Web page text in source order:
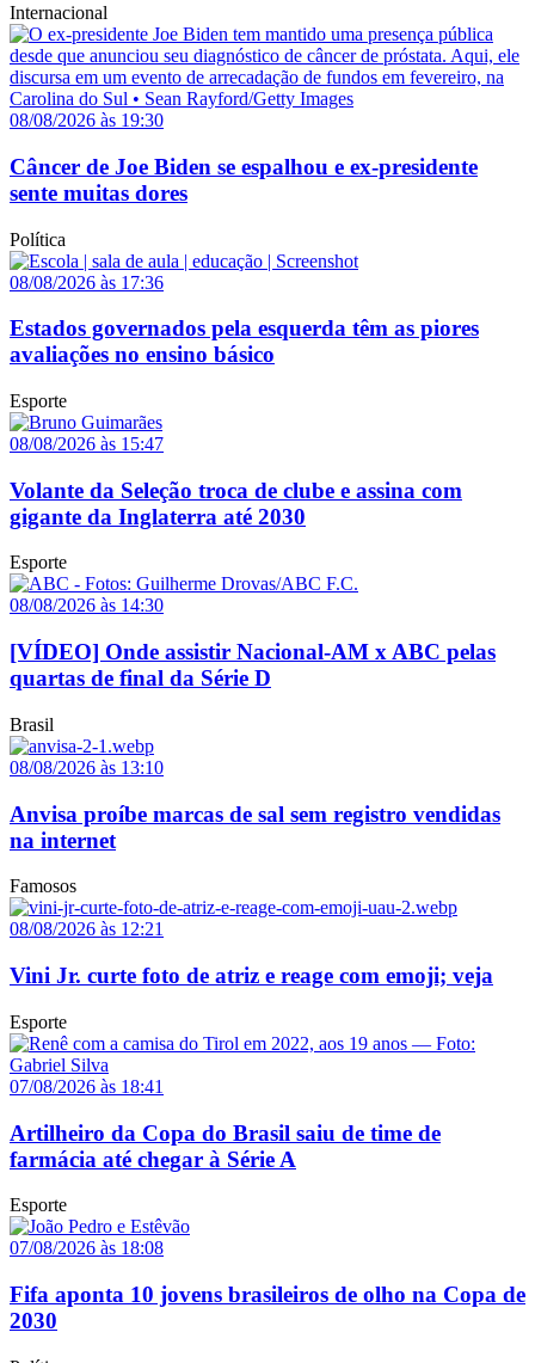
Internacional
08/08/2026 às 19:30
Câncer de Joe Biden se espalhou e ex-presidente
sente muitas dores
Política
08/08/2026 às 17:36
Estados governados pela esquerda têm as piores
avaliações no ensino básico
Esporte
08/08/2026 às 15:47
Volante da Seleção troca de clube e assina com
gigante da Inglaterra até 2030
Esporte
08/08/2026 às 14:30
[VÍDEO] Onde assistir Nacional-AM x ABC pelas
quartas de final da Série D
Brasil
08/08/2026 às 13:10
Anvisa proíbe marcas de sal sem registro vendidas
na internet
Famosos
08/08/2026 às 12:21
Vini Jr. curte foto de atriz e reage com emoji; veja
Esporte
07/08/2026 às 18:41
Artilheiro da Copa do Brasil saiu de time de
farmácia até chegar à Série A
Esporte
07/08/2026 às 18:08
Fifa aponta 10 jovens brasileiros de olho na Copa de
2030